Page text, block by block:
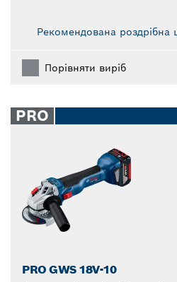
Рекомендована роздрібна
Порівняти виріб
PRO
PRO GWS 18V-10